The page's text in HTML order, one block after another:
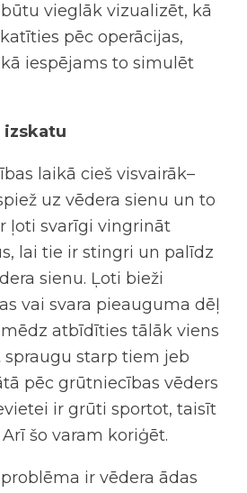
vieglāk vizualizēt, kā
pēc operācijas,
iespējams to simulēt
izskatu
laikā cieš visvairāk–
uz vēdera sienu un to
ļoti svarīgi vingrināt
lai tie ir stingri un palīdz
sienu. Ļoti bieži
vai svara pieauguma dēļ
atbīdīties tālāk viens
spraugu starp tiem jeb
pēc grūtniecības vēders
ir grūti sportot, taisīt
šo varam koriģēt.
ir vēdera ādas